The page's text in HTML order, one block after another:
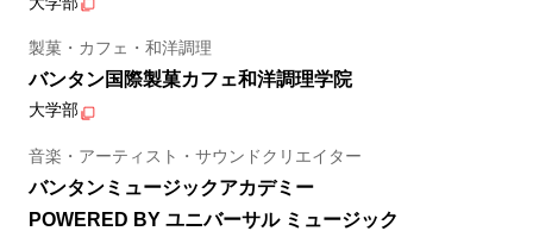
製菓・カフェ・和洋調理
バンタン国際製菓カフェ和洋調理学院
大学部
音楽・アーティスト・サウンドクリエイター
バンタンミュージックアカデミー
POWERED BY ユニバーサル ミュージック